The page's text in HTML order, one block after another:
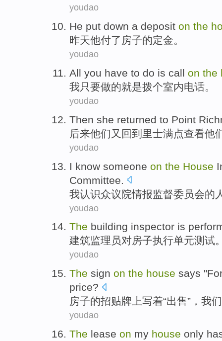
youdao
He put down a deposit on the
昨天他付了 房子的定金。
youdao
All you have to do is call on the
我只要做的就是拨个室内电话。
youdao
Then she returned to Point
后来他们 又 回到 里士满点查看他
youdao
I know someone on the House
Committee
我认识众议院情报监督委员会的
youdao
The building inspector is
建筑监理员对房子执行单元测试
youdao
The sign on the house says "
price?
房子的招贴牌 上写着“出售”， 我们
youdao
The lease on my house only